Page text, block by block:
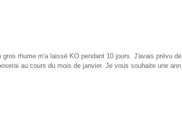
rhume m'a laissé KO pendant 10 jours. J'avais prévu de
au cours du mois de janvier. Je vous souhaite une ann